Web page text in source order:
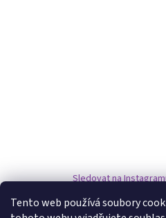
Tento web používá soubory
Sledovat na